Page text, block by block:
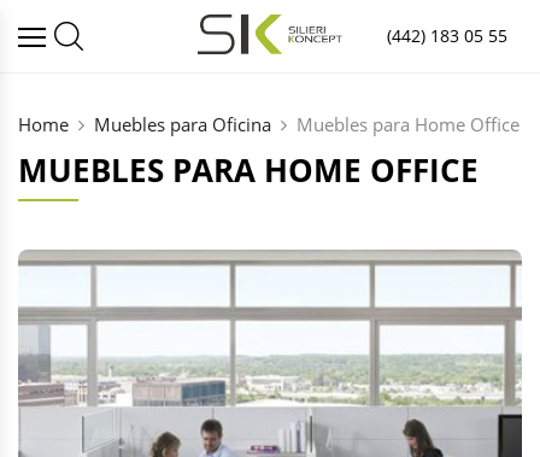
(442) 183 05 55
Home Muebles para Oficina Muebles para Home Office
MUEBLES PARA HOME OFFICE